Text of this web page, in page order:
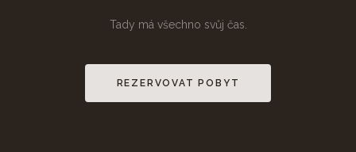
Tady má všechno svůj čas.
REZERVOVAT POBYT